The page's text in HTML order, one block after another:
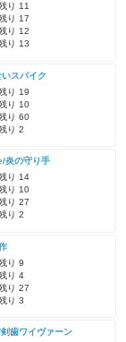
り 11
り 17
り 12
り 13
スパイク
り 19
り 10
り 60
り 2
炎の守り手
り 14
り 10
り 27
り 2
り 9
り 4
り 27
り 3
歯ワイヴァーン